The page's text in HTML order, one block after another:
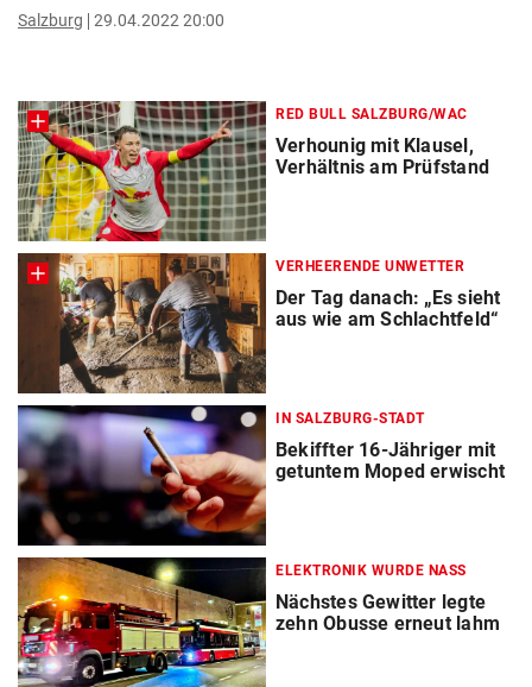
Salzburg 29.04.2022 20:00
RED BULL SALZBURG/WAC
Verhounig mit Klausel,
Verhältnis am Prüfstand
VERHEERENDE UNWETTER
Der Tag danach: „Es sieht
aus wie am Schlachtfeld“
IN SALZBURG-STADT
Bekiffter 16-Jähriger mit
getuntem Moped erwischt
ELEKTRONIK WURDE NASS
Nächstes Gewitter legte
zehn Obusse erneut lahm